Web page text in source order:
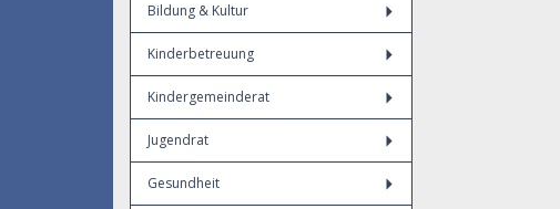
Bildung & Kultur
Kinderbetreuung
Kindergemeinderat
Jugendrat
Gesundheit